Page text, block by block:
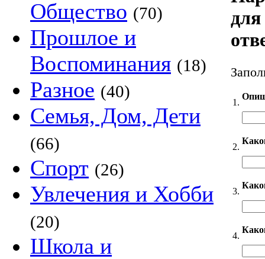
Общество (70)
Прошлое и
Воспоминания (18)
Разное (40)
Семья, Дом, Дети
(66)
Спорт (26)
Увлечения и Хобби
(20)
Школа и
1.
2.
3.
4.